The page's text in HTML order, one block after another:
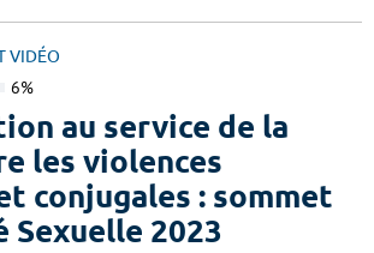
VIDÉO
6%
au service de la
les violences
conjugales : sommet
Sexuelle 2023